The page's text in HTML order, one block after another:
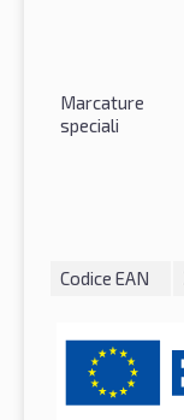
Marcature
speciali
Codice EAN